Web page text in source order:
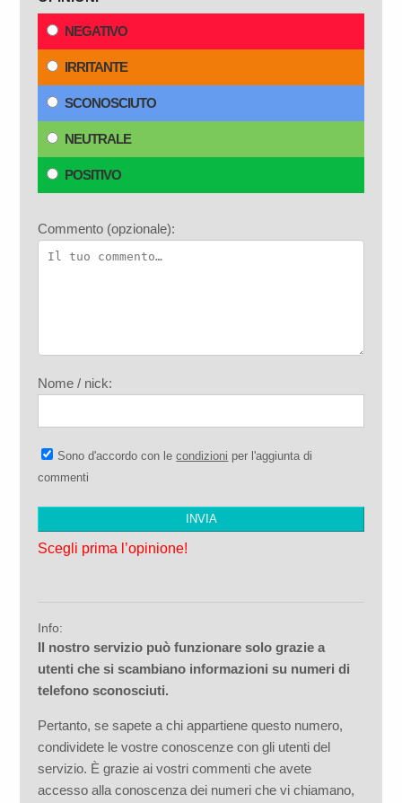
NEGATIVO
IRRITANTE
SCONOSCIUTO
NEUTRALE
POSITIVO
Commento (opzionale):
Nome / nick:
Sono d'accordo con lecondizioni per l'aggiunta di
commenti
Scegli prima l’opinione!
Info:
Il nostro servizio può funzionare solo grazie a
utenti che si scambiano informazioni su numeri di
telefono sconosciuti.
Pertanto, se sapete a chi appartiene questo numero,
condividete le vostre conoscenze con gli utenti del
servizio. È grazie ai vostri commenti che avete
accesso alla conoscenza dei numeri che vi chiamano,